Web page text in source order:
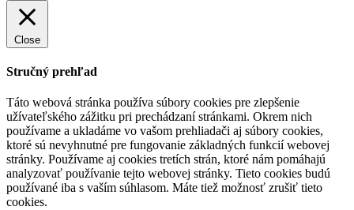
Close
Stručný prehľad
Táto webová stránka používa súbory cookies pre zlepšenie
užívateľského zážitku pri prechádzaní stránkami. Okrem nich
používame a ukladáme vo vašom prehliadači aj súbory cookies,
ktoré sú nevyhnutné pre fungovanie základných funkcií webovej
stránky. Používame aj cookies tretích strán, ktoré nám pomáhajú
analyzovať používanie tejto webovej stránky. Tieto cookies budú
používané iba s vaším súhlasom. Máte tiež možnosť zrušiť tieto
cookies.